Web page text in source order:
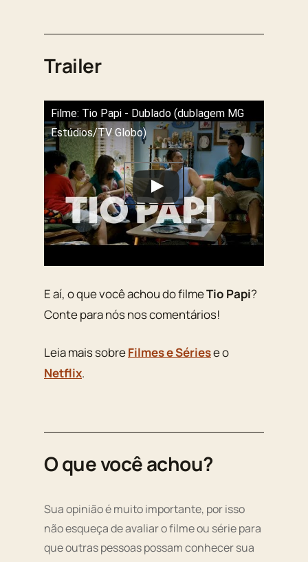
Trailer
Filme: Tio Papi - Dublado (dublagem MG
Estúdios/TV Globo)
E aí, o que você achou do filmeTio Papi?
Conte para nós nos comentários!
Leia mais sobreFilmes e Sériese o
Netflix.
O que você achou?
Sua opinião é muito importante, por isso
não esqueça de avaliar o filme ou série para
que outras pessoas possam conhecer sua